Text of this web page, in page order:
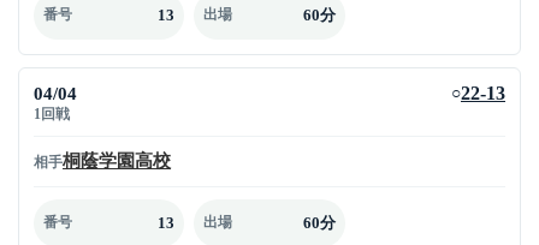
番号 13 出場 60分
04/04
1回戦
○22-13
相手桐蔭学園高校
番号 13 出場 60分